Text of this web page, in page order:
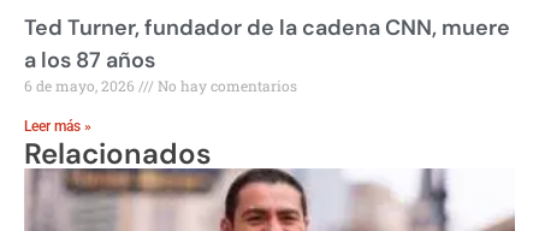
Ted Turner, fundador de la cadena CNN, muere
a los 87 años
6 de mayo, 2026 No hay comentarios
Leer más »
Relacionados